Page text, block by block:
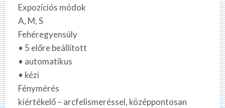
Expozíciós módok
A, M, S
Fehéregyensúly
• 5 előre beállított
• automatikus
• kézi
Fénymérés
kiértékelő – arcfelismeréssel, középpontosan